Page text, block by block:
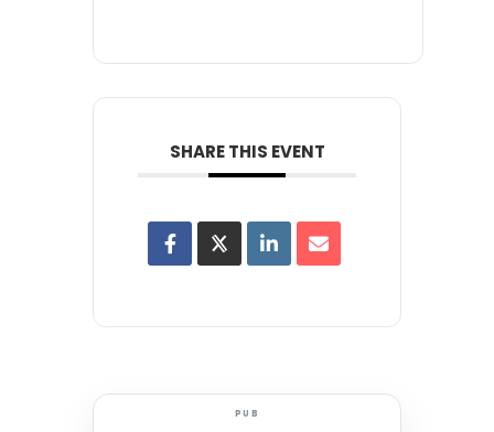
SHARE THIS EVENT
PUB